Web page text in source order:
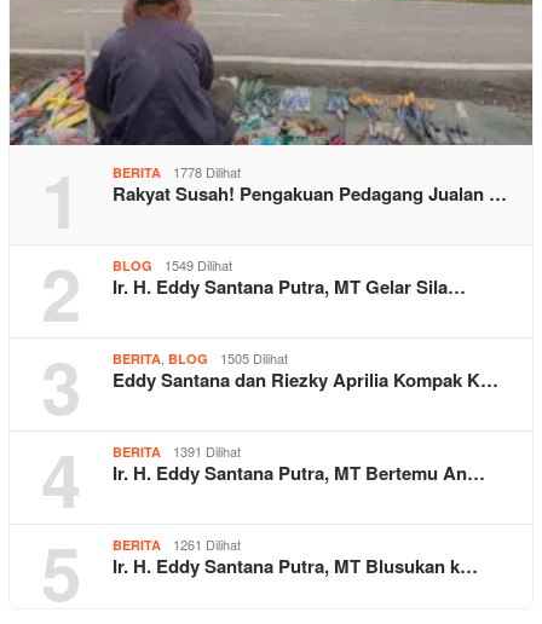
1 BERITA 1778 Dilihat
Rakyat Susah! Pengakuan Pedagang Jualan …
2 BLOG 1549 Dilihat
Ir. H. Eddy Santana Putra, MT Gelar Sila…
3 BERITA BLOG 1505 Dilihat
Eddy Santana dan Riezky Aprilia Kompak K…
4 BERITA 1391 Dilihat
Ir. H. Eddy Santana Putra, MT Bertemu An…
5 BERITA 1261 Dilihat
Ir. H. Eddy Santana Putra, MT Blusukan k…